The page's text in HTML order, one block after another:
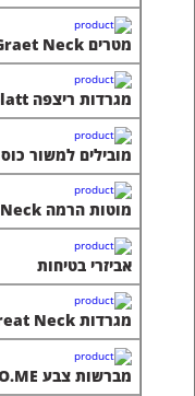
מטרים Graet Neck
מגרדות ריצפה Goldblatt
מובילים למשור כוס
מוטות הרמה Great Neck
אביזרי בטיחות
מגרדות Great Neck
מברשות צבע CO.ME